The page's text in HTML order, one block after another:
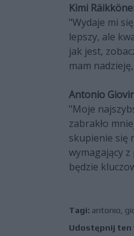
Kimi
"Wydaje mi
lepszy, ale
jak jest,
mam
Antonio
"Moje
zabrakło
skupienie się
wymagający
będzie
Tagi: antonio
Udostępnij ten